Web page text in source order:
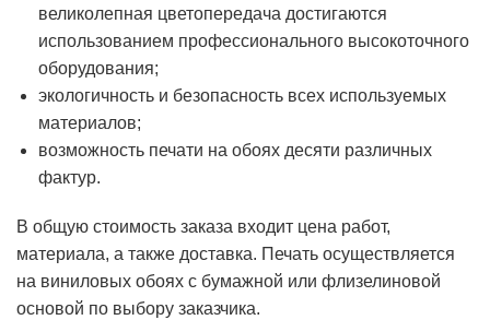
великолепная цветопередача достигаются
использованием профессионального высокоточного
оборудования;
экологичность и безопасность всех используемых
материалов;
возможность печати на обоях десяти различных
фактур.
В общую стоимость заказа входит цена работ,
материала, а также доставка. Печать осуществляется
на виниловых обоях с бумажной или флизелиновой
основой по выбору заказчика.